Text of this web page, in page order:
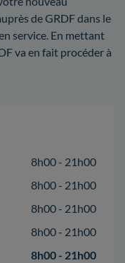
de GRDF dans le
service. En mettant
va en fait procéder à
8h00 - 21h00
8h00 - 21h00
8h00 - 21h00
8h00 - 21h00
8h00 - 21h00